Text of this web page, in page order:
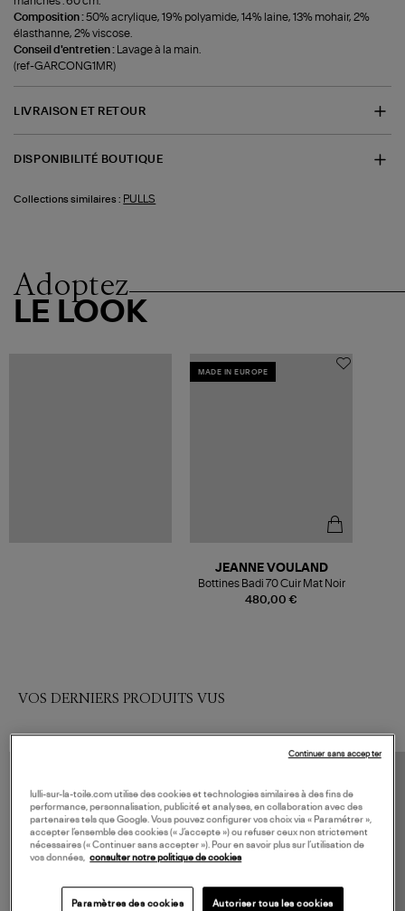
Composition :50% acrylique, 19% polyamide, 14% laine, 13% mohair, 2%
élasthanne, 2% viscose.
Conseil d'entretien :
Lavage à la main.
(ref-GARCONG1MR)
LIVRAISON ET RETOUR
DISPONIBILITÉ BOUTIQUE
Collections similaires : PULLS
Adoptez
LE LOOK
MADE IN EUROPE
480,00 €
JEANNE VOULAND
Bottines Badi 70 Cuir Mat Noir
VOS DERNIERS PRODUITS VUS
lulli-sur-la-toile.com utilise des cookies et technologies similaires à des fins de
performance, personnalisation, publicité et analyses, en collaboration avec des
partenaires tels que Google. Vous pouvez configurer vos choix via « Paramétrer »,
accepter l’ensemble des cookies (« J’accepte ») ou refuser ceux non strictement
nécessaires (« Continuer sans accepter »). Pour en savoir plus sur l’utilisation de
vos données, consulter notre politique de cookies
Paramètres des cookies Autoriser tous les cookies
Continuer sans accepter